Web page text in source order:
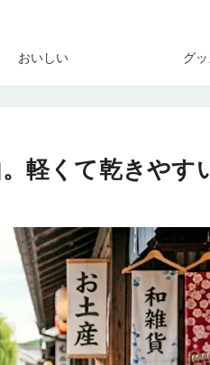
おいしい グ
軽くて乾きやす